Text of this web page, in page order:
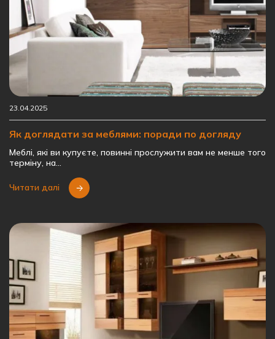
23.04.2025
Як доглядати за меблями: поради по догляду
Меблі, які ви купуєте, повинні прослужити вам не менше того
терміну, на…
Читати далі